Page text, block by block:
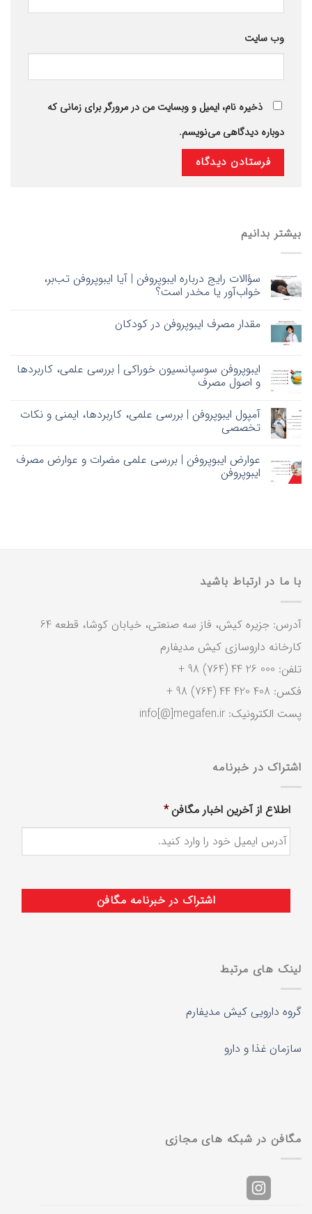
وب‌ سایت
ذخیره نام، ایمیل و وبسایت من در مرورگر برای زمانی که
دوباره دیدگاهی می‌نویسم.
بیشتر بدانیم
سؤالات رایج درباره ایبوپروفن | آیا ایبوپروفن تب‌بر،
خواب‌آور یا مخدر است؟
مقدار مصرف ایبوپروفن در کودکان
ایبوپروفن سوسپانسیون خوراکی | بررسی علمی، کاربردها
و اصول مصرف
آمپول ایبوپروفن | بررسی علمی، کاربردها، ایمنی و نکات
تخصصی
عوارض ایبوپروفن | بررسی علمی مضرات و عوارض مصرف
ایبوپروفن
با ما در ارتباط باشید
آدرس: جزیره کیش، فاز سه صنعتی، خیابان کوشا، قطعه 64
کارخانه داروسازی کیش مدیفارم
تلفن: 000 26 44 (764) 98 +
فکس: 408 420 44 (764) 98 +
پست الکترونیک: info[@]megafen.ir
اشتراک در خبرنامه
اطلاع از آخرین اخبار مگافن*
لینک های مرتبط
گروه دارویی کیش مدیفارم
سازمان غذا و دارو
مگافن در شبکه های مجازی